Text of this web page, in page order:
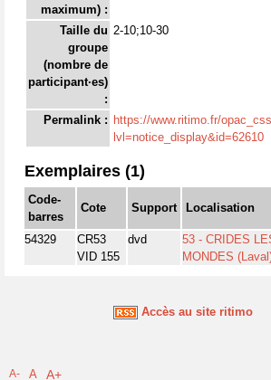
maximum) :
Taille du
groupe
(nombre de
participant·es)
:
2-10;10-30
Permalink : https://www.ritimo.fr/
lvl=notice_display&id=62610
Exemplaires (1)
Code-
barres
Cote Support Localisation
54329
CR53
VID 155
dvd
53 - CRIDES
MONDES
Accès au site ritimo
A- A A+